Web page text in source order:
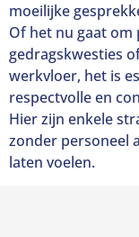
moeilijke
Of het nu gaat
gedragskwesties
werkvloer, het is
respectvolle en
Hier zijn enkele
zonder personeel
laten voelen.